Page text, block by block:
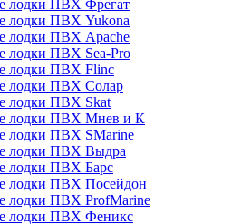
лодки ПВХ Фрегат
лодки ПВХ Yukona
лодки ПВХ Apache
лодки ПВХ Sea-Pro
лодки ПВХ Flinc
лодки ПВХ Солар
лодки ПВХ Skat
лодки ПВХ Мнев и К
лодки ПВХ SMarine
лодки ПВХ Выдра
лодки ПВХ Барс
лодки ПВХ Посейдон
лодки ПВХ ProfMarine
лодки ПВХ Феникс